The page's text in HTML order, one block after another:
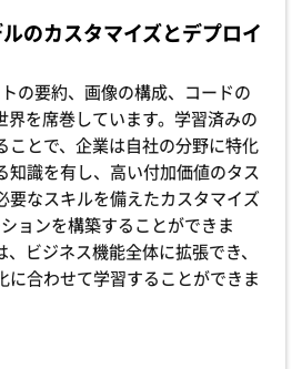
のカスタマイズとデプロイ
の要約、画像の構成、コードの
界を席巻しています。学習済みの
ことで、企業は自社の分野に特化
知識を有し、高い付加価値のタス
要なスキルを備えたカスタマイズ
ョンを構築することができま
ビジネス機能全体に拡張でき、
に合わせて学習することができま